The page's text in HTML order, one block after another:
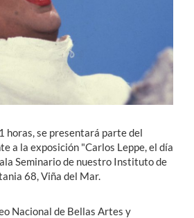
horas, se presentará parte del
a la exposición "Carlos Leppe, el día
Seminario de nuestro Instituto de
68, Viña del Mar.
Nacional de Bellas Artes y